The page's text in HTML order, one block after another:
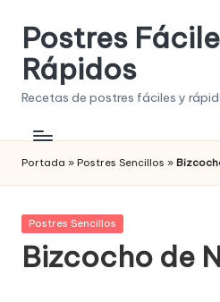
Saltar
contenido
Postres
Rápidos
Recetas de postres fáciles y
Portada » Postres Sencillos »
Publicada
Postres Sencillos
Bizcocho de